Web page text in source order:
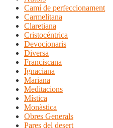
Camí de perfeccionament
Carmelitana
Claretiana
Cristocéntrica
Devocionaris
Diversa
Franciscana
Ignaciana
Mariana
Meditacions
Mística
Monàstica
Obres Generals
Pares del desert